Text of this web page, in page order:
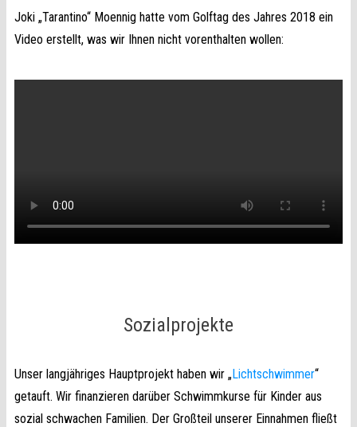
Joki „Tarantino“ Moennig hatte vom Golftag des Jahres 2018 ein
Video erstellt, was wir Ihnen nicht vorenthalten wollen:
Sozialprojekte
Unser langjähriges Hauptprojekt haben wir „Lichtschwimmer“
getauft. Wir finanzieren darüber Schwimmkurse für Kinder aus
sozial schwachen Familien. Der Großteil unserer Einnahmen fließt